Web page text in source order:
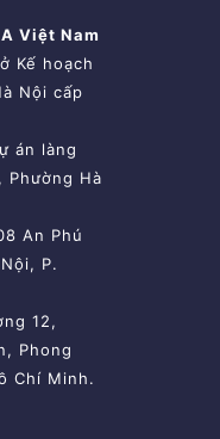
Việt Nam
Kế hoạch
Nội cấp
án làng
Phường Hà
An Phú
P.
12,
Phong
Chí Minh.